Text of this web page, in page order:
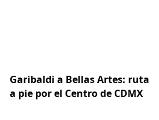
Garibaldi a Bellas Artes: ruta
a pie por el Centro de CDMX